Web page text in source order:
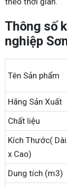
Thông số
nghiệp
Tên Sản phẩm
Hãng Sản Xuất
Chất liệu
Kích Thước(
x Cao)
Dung tích (m3)